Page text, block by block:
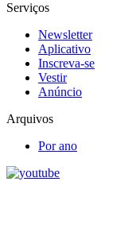
Serviços
Newsletter
Aplicativo
Inscreva-se
Vestir
Anúncio
Arquivos
Por ano